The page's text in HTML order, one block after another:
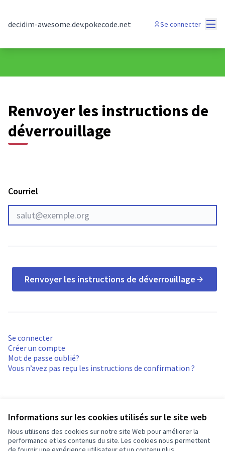
Informations sur les cookies utilisés sur le site web
Nous utilisons des cookies sur notre site Web pour améliorer la
performance et les contenus du site. Les cookies nous permettent
decidim-awesome.dev.pokecode.net Se connecter
Renvoyer les instructions de
déverrouillage
Courriel
Renvoyer les instructions de déverrouillage
Se connecter
Créer un compte
Mot de passe oublié?
Vous n’avez pas reçu les instructions de confirmation ?
Conditions d'utilisation
Paramètres des cookies